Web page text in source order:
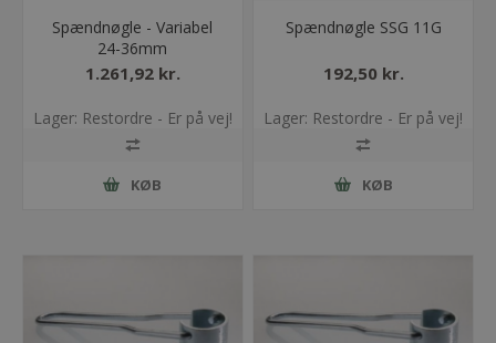
Spændnøgle - Variabel
24-36mm
1.261,92 kr.
Lager: Restordre - Er på vej!
KØB
Spændnøgle SSG 11G
192,50 kr.
Lager: Restordre - Er på vej!
KØB